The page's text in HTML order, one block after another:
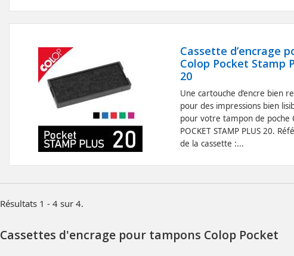
Cassette d’encrage
Colop Pocket Stamp
20
Une cartouche d’encre bien
pour des impressions bien
pour votre tampon de poche
POCKET STAMP PLUS 20.
de la cassette :...
Résultats 1 - 4 sur 4.
Cassettes d'encrage pour tampons Colop Pocket